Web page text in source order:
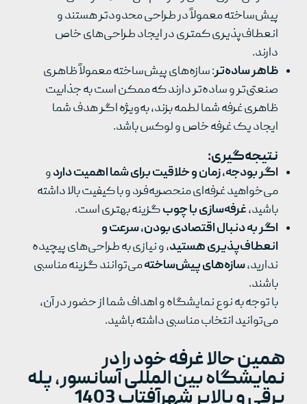
پیش‌ساخته معمولاً در طراحی محدودتر هستند و
انعطاف‌پذیری کمتری در ایجاد طراحی‌های خاص
دارند.
ظاهر ساده‌تر: سازه‌های پیش‌ساخته معمولاً ظاهری
صنعتی‌تر و ساده‌تر دارند که ممکن است به جذابیت
ظاهری غرفه شما لطمه بزند، به‌ویژه اگر هدف شما
ایجاد یک غرفه خاص و لوکس باشد.
نتیجه‌گیری:
اگر بودجه، زمان و خلاقیت برای شما اهمیت داردو
می‌خواهید غرفه‌ای منحصربه‌فرد و با کیفیت بالا داشته
باشید،غرفه‌سازی با چوبگزینه بهتری است.
اگر به دنبال اقتصادی بودن، سرعت و
انعطاف‌پذیری هستید، و نیازی به طراحی‌های پیچیده
ندارید،سازه‌های پیش‌ساختهمی‌توانند گزینه مناسبی
باشند.
با توجه به نوع نمایشگاه و اهداف شما از حضور در آن،
می‌توانید انتخاب مناسبی داشته باشید.
همین حالا غرفه خود را در
نمایشگاه بین المللی آسانسور، پله